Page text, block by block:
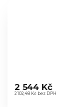
hodnocení
produktu
2 102,48 Kč bez DPH
2 544 Kč